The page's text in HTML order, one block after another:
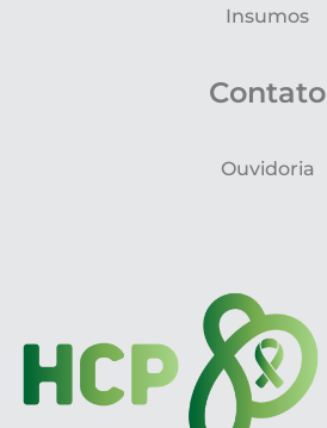
Insumos
Contato
Ouvidoria